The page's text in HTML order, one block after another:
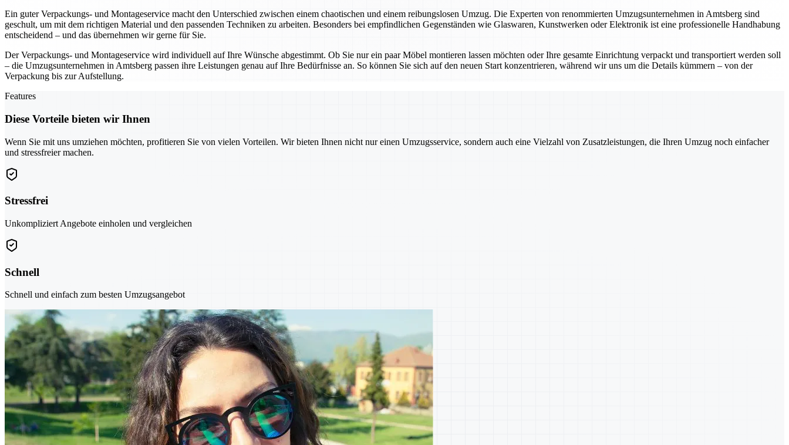
Ein guter Verpackungs- und Montageservice macht den Unterschied zwischen einem chaotischen und einem reibungslosen Umzug. Die Experten von renommierten Umzugsunternehmen in Amtsberg sind
geschult, um mit dem richtigen Material und den passenden Techniken zu arbeiten. Besonders bei empfindlichen Gegenständen wie Glaswaren, Kunstwerken oder Elektronik ist eine professionelle Handhabung
entscheidend – und das übernehmen wir gerne für Sie.
Der Verpackungs- und Montageservice wird individuell auf Ihre Wünsche abgestimmt. Ob Sie nur ein paar Möbel montieren lassen möchten oder Ihre gesamte Einrichtung verpackt und transportiert werden soll
– die Umzugsunternehmen in Amtsberg passen ihre Leistungen genau auf Ihre Bedürfnisse an. So können Sie sich auf den neuen Start konzentrieren, während wir uns um die Details kümmern – von der
Verpackung bis zur Aufstellung.
Features
Diese Vorteile bieten wir Ihnen
Wenn Sie mit uns umziehen möchten, profitieren Sie von vielen Vorteilen. Wir bieten Ihnen nicht nur einen Umzugsservice, sondern auch eine Vielzahl von Zusatzleistungen, die Ihren Umzug noch einfacher
und stressfreier machen.
Stressfrei
Unkompliziert Angebote einholen und vergleichen
Schnell
Schnell und einfach zum besten Umzugsangebot